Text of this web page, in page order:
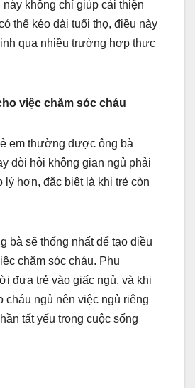
không chỉ giúp cải thiện
thể kéo dài tuổi thọ, điều này
qua nhiều trường hợp thực
việc chăm sóc cháu
em thường được ông bà
đòi hỏi không gian ngủ phải
hơn, đặc biệt là khi trẻ còn
bà sẽ thống nhất để tạo điều
chăm sóc cháu. Phụ
đưa trẻ vào giấc ngủ, và khi
cháu ngủ nên việc ngủ riêng
tất yếu trong cuộc sống